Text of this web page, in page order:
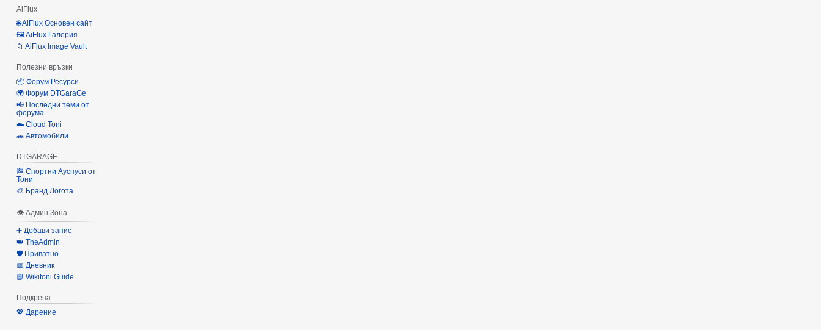
AiFlux
🌐 AiFlux Основен сайт
🖼️ AiFlux Галерия
📁 AiFlux Image Vault
Полезни връзки
📦 Форум Ресурси
🌍 Форум DTGaraGe
📢 Последни теми от
форума
☁️ Cloud Toni
🚗 Автомобили
DTGARAGE
🏁 Спортни Ауспуси от
Тони
🎨 Бранд Логота
👁 Админ Зона
➕ Добави запис
👑 TheAdmin
🛡️ Приватно
📅 Дневник
📘 Wikitoni Guide
Подкрепа
💖 Дарение